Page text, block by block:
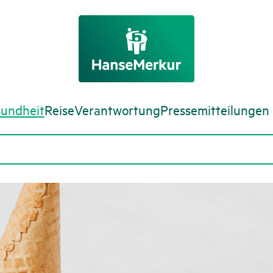
ReiseVerantwortungPressemitteilungen